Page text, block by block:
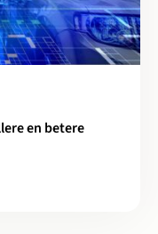
en betere